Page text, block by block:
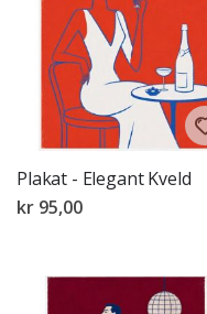
Plakat - Elegant Kveld
kr 95,00